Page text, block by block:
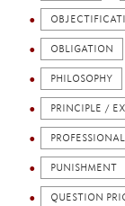
OBLIGATION
PHILOSOPHY
PRINCIPLE /
PROFESSIONAL
PUNISHMENT
QUESTION